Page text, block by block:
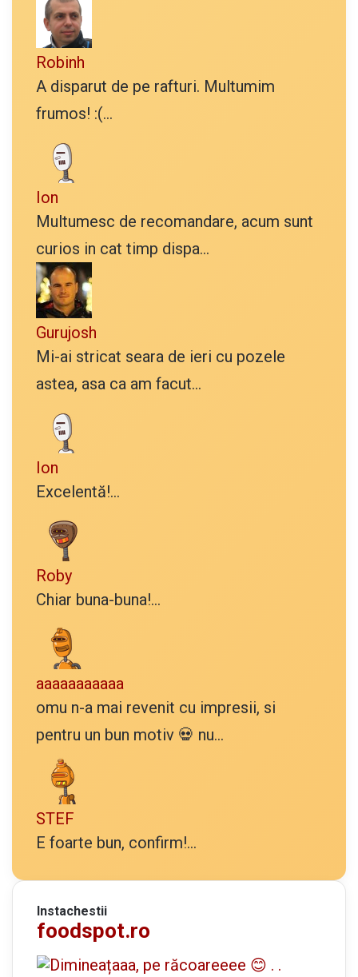
Robinh
A disparut de pe rafturi. Multumim
frumos! :(...
Ion
Multumesc de recomandare, acum sunt
curios in cat timp dispa...
Gurujosh
Mi-ai stricat seara de ieri cu pozele
astea, asa ca am facut...
Ion
Excelentă!...
Roby
Chiar buna-buna!...
aaaaaaaaaaa
omu n-a mai revenit cu impresii, si
pentru un bun motiv 💀 nu...
STEF
E foarte bun, confirm!...
Instachestii
foodspot.ro